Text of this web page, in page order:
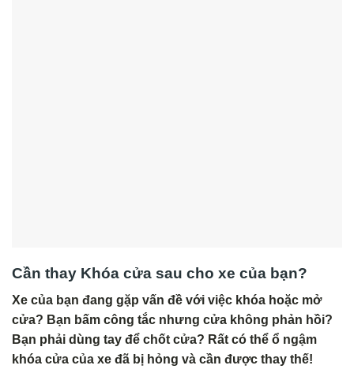
Cần thay Khóa cửa sau cho xe của bạn?
Xe của bạn đang gặp vấn đề với việc khóa hoặc mở
cửa? Bạn bấm công tắc nhưng cửa không phản hồi?
Bạn phải dùng tay để chốt cửa? Rất có thể ổ ngậm
khóa cửa của xe đã bị hỏng và cần được thay thế!